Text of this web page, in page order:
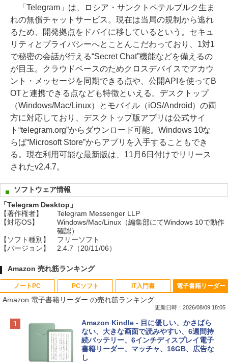
「Telegram」は、ロシア・サンクトペテルブルク生ま
れの無償チャットサービス。現在は当局の規制から逃れ
るため、開発拠点をドバイに移しているという。セキュ
リティとプライバシーへとことんこだわっており、1対1
で秘密の会話が行える“Secret Chat”機能などを備えるの
が目玉。クラウドベースのためクロスデバイスでアカウ
ント・メッセージを同期できる点や、公開APIを使ってB
OTと連携できる点なども特徴といえる。デスクトップ
（Windows/Mac/Linux）とモバイル（iOS/Android）の両
方に対応しており、デスクトップ版アプリは公式サイ
ト“telegram.org”からダウンロード可能。Windows 10な
らば“Microsoft Store”からアプリを入手することもでき
る。現在利用可能な最新版は、11月6日付けでリリース
されたv2.4.7。
ソフトウェア情報
「Telegram Desktop」
【著作権者】
Telegram Messenger LLP
【対応OS】
Windows/Mac/Linux（編集部にてWindows 10で動作
確認）
【ソフト種別】
フリーソフト
【バージョン】
2.4.7（20/11/06）
Amazon 売れ筋ランキング
ノートPC
Apple 2026 MacBook Neo A18 Proチッ
プ搭載13インチノートブック：AIとAppl
e Intelligenceのために設計、Liquid Ret
inaディスプレイ、8GBユニファイドメモ
リ、256GB SSDストレージ、1080p Fac
PCソフト
Robloxギフトカード - 800 Robux 【限
定バーチャルアイテムを含む】 【オンラ
インゲームコード】 ロブロックス | オン
ラインコード版
IT入門書
生成AIパスポート公式テキスト 第４版
￥1,766
電子書籍リーダー
Amazon 電子書籍リーダー の売れ筋ランキング
更新日時：2026/08/09 18:05
Amazon Kindle - 目に優しい、かさばら
ない、大きな画面で読みやすい、6週間持
続バッテリー、6インチディスプレイ電子
書籍リーダー、マッチャ、16GB、広告な
し